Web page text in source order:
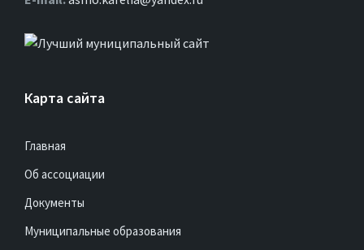
Карта сайта
Главная
Об ассоциации
Документы
Муниципальные образования